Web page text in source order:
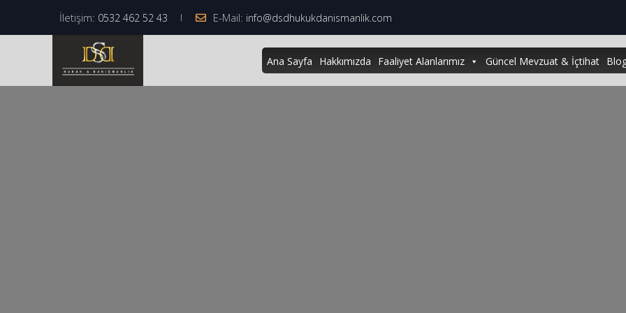
İletişim: 0532 462 52 43 E-Mail: info@dsdhukukdanismanlik.com
Ana Sayfa Hakkımızda Faaliyet Alanlarımız Güncel Mevzuat & İçtihat